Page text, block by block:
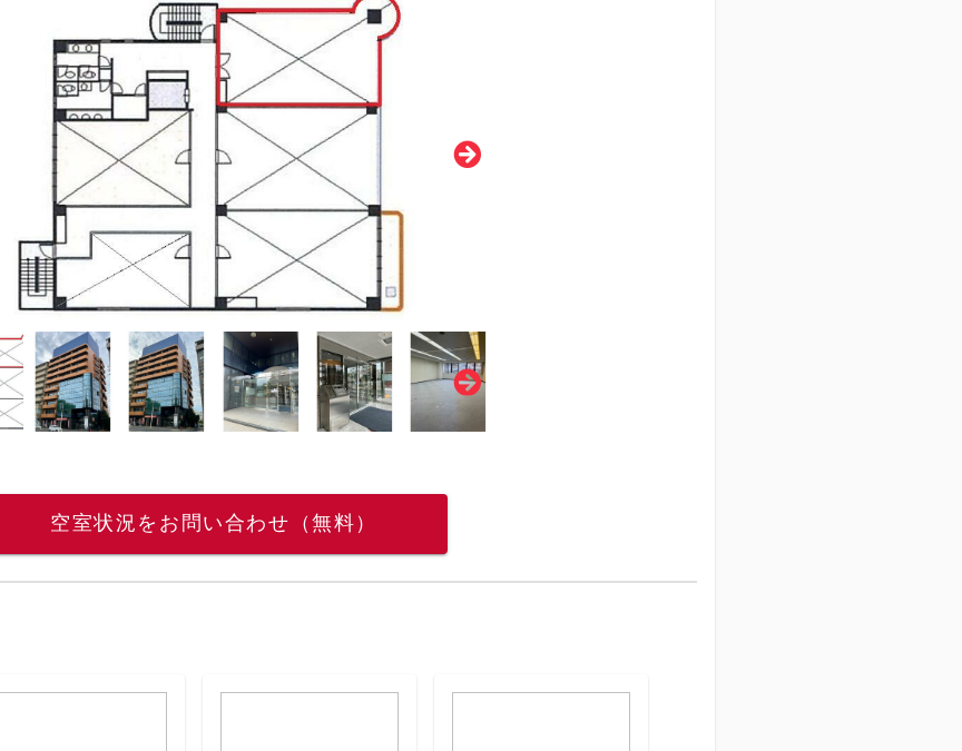
空室状況をお問い合わせ（無料）